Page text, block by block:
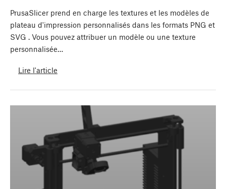
PrusaSlicer prend en charge les textures et les modèles de
plateau d'impression personnalisés dans les formats PNG et
SVG . Vous pouvez attribuer un modèle ou une texture
personnalisée…
Lire l'article